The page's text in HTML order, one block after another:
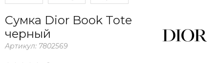
Сумка Dior Book Tote
черный
Артикул: 7802569